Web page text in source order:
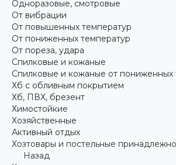
Одноразовые, смотровые
От вибрации
От повышенных температур
От пониженных температур
От пореза, удара
Спилковые и кожаные
Спилковые и кожаные от пониженных
Хб с обливным покрытием
Хб, ПВХ, брезент
Химостойкие
Хозяйственные
Активный отдых
Хозтовары и постельные
Назад